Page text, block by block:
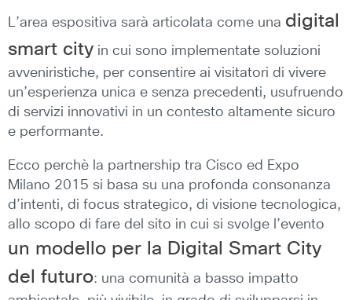
L’area espositiva sarà articolata come una digital
smart city in cui sono implementate soluzioni
avveniristiche, per consentire ai visitatori di vivere
un’esperienza unica e senza precedenti, usufruendo
di servizi innovativi in un contesto altamente sicuro
e performante.
Ecco perchè la partnership tra Cisco ed Expo
Milano 2015 si basa su una profonda consonanza
d’intenti, di focus strategico, di visione tecnologica,
allo scopo di fare del sito in cui si svolge l’evento
un modello per la Digital Smart City
del futuro: una comunità a basso impatto